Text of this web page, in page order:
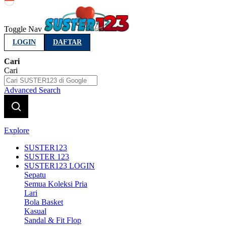
Toggle Nav
LOGIN DAFTAR
Cari
Cari
Advanced Search
Explore
SUSTER123
SUSTER 123
SUSTER123 LOGIN
Sepatu
Semua Koleksi Pria
Lari
Bola Basket
Kasual
Sandal & Fit Flop